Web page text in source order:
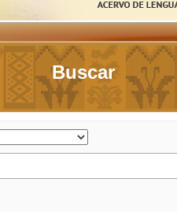
Buscar